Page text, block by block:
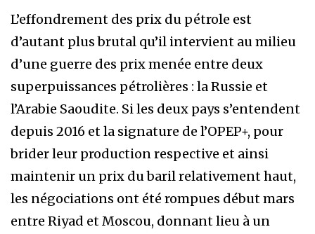
L’effondrement des prix du pétrole est
d’autant plus brutal qu’il intervient au milieu
d’une guerre des prix menée entre deux
superpuissances pétrolières : la Russie et
l’Arabie Saoudite. Si les deux pays s’entendent
depuis 2016 et la signature de l’OPEP+, pour
brider leur production respective et ainsi
maintenir un prix du baril relativement haut,
les négociations ont été rompues début mars
entre Riyad et Moscou, donnant lieu à un